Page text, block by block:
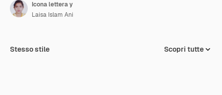
Icona lettera y
Laisa Islam Ani
Stesso stile Scopri tutte